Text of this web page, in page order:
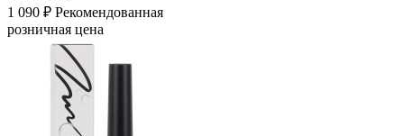
1 090 ₽ Рекомендованная
розничная цена